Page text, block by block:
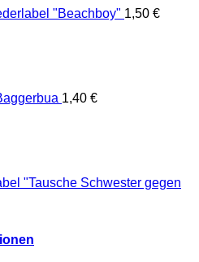
"Beachboy" 1,50 €
1,40 €
"Tausche Schwester gegen